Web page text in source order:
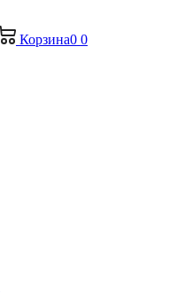
Корзина0 0